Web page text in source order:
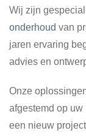
Wij zijn
onderhoud van
jaren ervaring
advies en
Onze
afgestemd op uw
een nieuw